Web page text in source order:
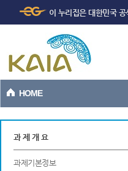
본문바로가기
이 누리집은 대한민국
HOME
과제현황
과 제 개 요
과제기본정보